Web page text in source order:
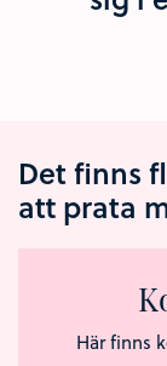
Det finns
att prata
Här finns